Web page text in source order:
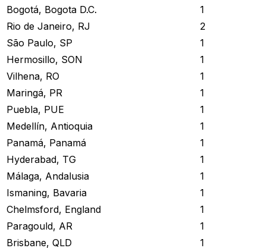
Bogotá, Bogota D.C.
1
Rio de Janeiro, RJ
2
São Paulo, SP
1
Hermosillo, SON
1
Vilhena, RO
1
Maringá, PR
1
Puebla, PUE
1
Medellín, Antioquia
1
Panamá, Panamá
1
Hyderabad, TG
1
Málaga, Andalusia
1
Ismaning, Bavaria
1
Chelmsford, England
1
Paragould, AR
1
Brisbane, QLD
1